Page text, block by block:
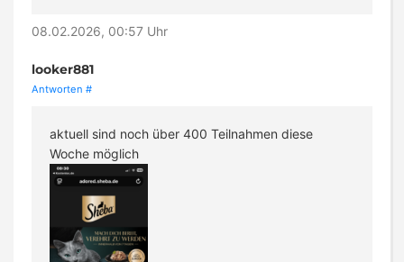
08.02.2026, 00:57 Uhr
looker881
Antworten #
aktuell sind noch über 400 Teilnahmen diese
Woche möglich